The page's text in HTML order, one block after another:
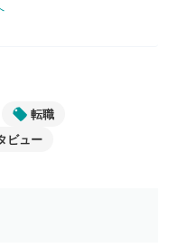
転職
ビュー